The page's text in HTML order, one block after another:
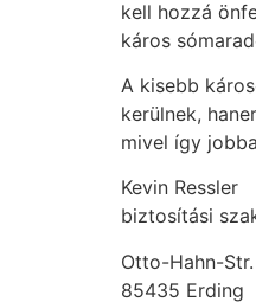
kell hozzá
káros
A kisebb
kerülnek,
mivel így
Kevin Ressler
biztosítási
Otto-Hahn-Str.
85435 Erding